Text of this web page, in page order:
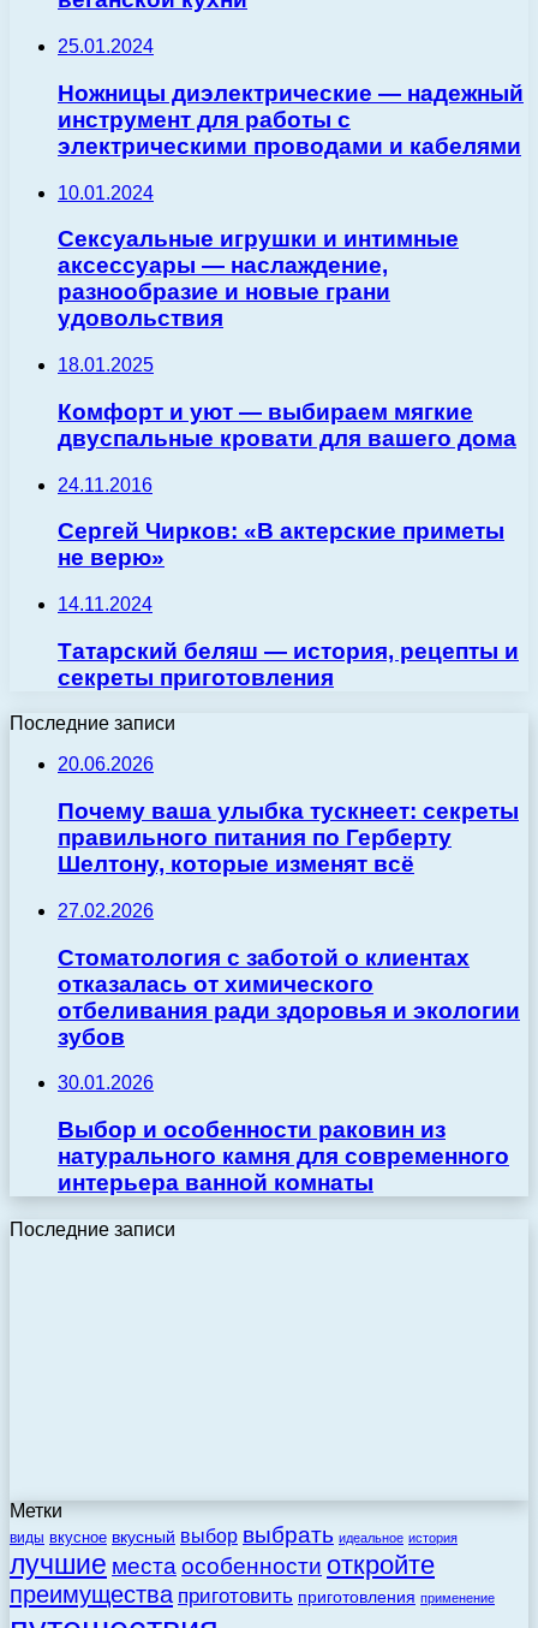
25.01.2024
Ножницы диэлектрические — надежный
инструмент для работы с
электрическими проводами и кабелями
10.01.2024
Сексуальные игрушки и интимные
аксессуары — наслаждение,
разнообразие и новые грани
удовольствия
18.01.2025
Комфорт и уют — выбираем мягкие
двуспальные кровати для вашего дома
24.11.2016
Сергей Чирков: «В актерские приметы
не верю»
14.11.2024
Татарский беляш — история, рецепты и
секреты приготовления
Последние записи
20.06.2026
Почему ваша улыбка тускнеет: секреты
правильного питания по Герберту
Шелтону, которые изменят всё
27.02.2026
Стоматология с заботой о клиентах
отказалась от химического
отбеливания ради здоровья и экологии
зубов
30.01.2026
Выбор и особенности раковин из
натурального камня для современного
интерьера ванной комнаты
Последние записи
Метки
виды вкусное вкусный выбор выбрать идеальное история
лучшие места особенности откройте
преимущества приготовить приготовления применение